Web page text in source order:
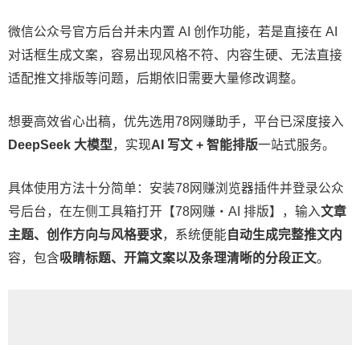
微信公众号官方后台并未内置 AI 创作功能，若是直接在 AI
对话框生成文案，容易出现风格不符、内容生硬、无法直接
适配推文排版等问题，后期依旧需要大量修改调整。
想要高效省心出稿，优先选用78网赚助手，平台已深度接入
DeepSeek 大模型，实现AI 写文 + 智能排版一站式服务。
具体使用方法十分简单：安装78网赚浏览器插件并登录公众
号后台，在左侧工具箱打开【78网赚・AI 排版】，输入文章
主题、创作方向与风格要求，系统便能 自动生成完整推文内
容，包含吸睛标题、开篇文案以及条理清晰的分段正文。